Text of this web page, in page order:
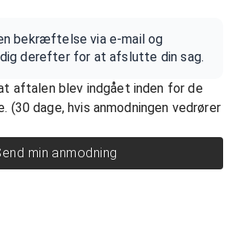
bekræftelse via e-mail og
derefter for at afslutte din sag.
aftalen blev indgået inden for de
(30 dage, hvis anmodningen vedrører
min anmodning